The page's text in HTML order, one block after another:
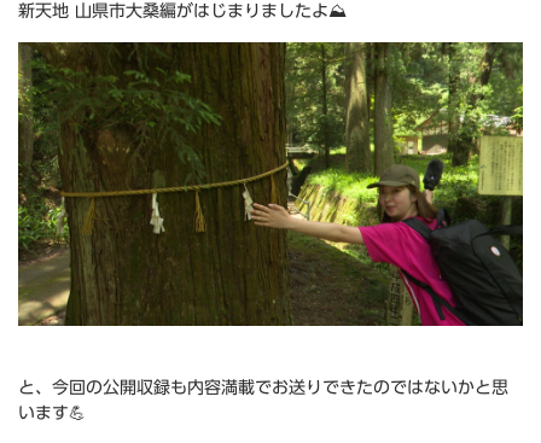
新天地 山県市大桑編がはじまりましたよ⛰️
と、今回の公開収録も内容満載でお送りできたのではないかと思
います💪